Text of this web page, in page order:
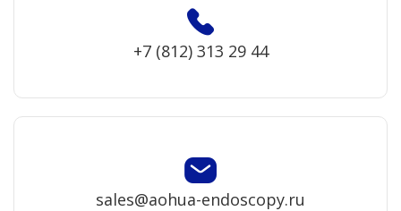
+7 (812) 313 29 44
sales@aohua-endoscopy.ru